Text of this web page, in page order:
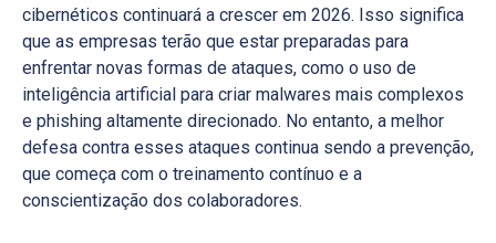
cibernéticos continuará a crescer em 2026. Isso significa
que as empresas terão que estar preparadas para
enfrentar novas formas de ataques, como o uso de
inteligência artificial para criar malwares mais complexos
e phishing altamente direcionado. No entanto, a melhor
defesa contra esses ataques continua sendo a prevenção,
que começa com o treinamento contínuo e a
conscientização dos colaboradores.